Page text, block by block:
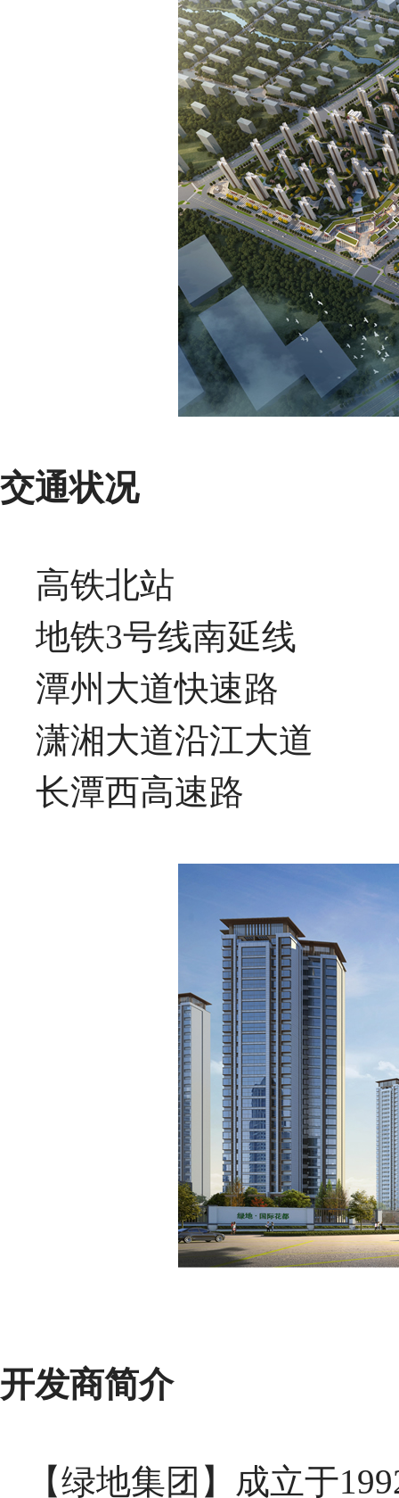
交通状况
高铁北站
地铁3号线南延线
潭州大道快速路
潇湘大道沿江大道
长潭西高速路
开发商简介
【绿地集团】成立于